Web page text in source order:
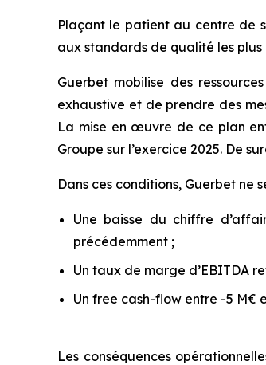
Plaçant le patient au centre de
aux standards de qualité les plus
Guerbet mobilise des
exhaustive et de prendre des
La mise en œuvre de ce plan
Groupe sur l’exercice 2025. De
Dans ces conditions, Guerbet ne
Une baisse du chiffre
précédemment ;
Un taux de marge d’EBITDA
Un free cash-flow entre -5 M€
Les conséquences